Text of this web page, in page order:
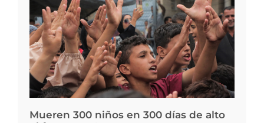
Mueren 300 niños en 300 días de alto